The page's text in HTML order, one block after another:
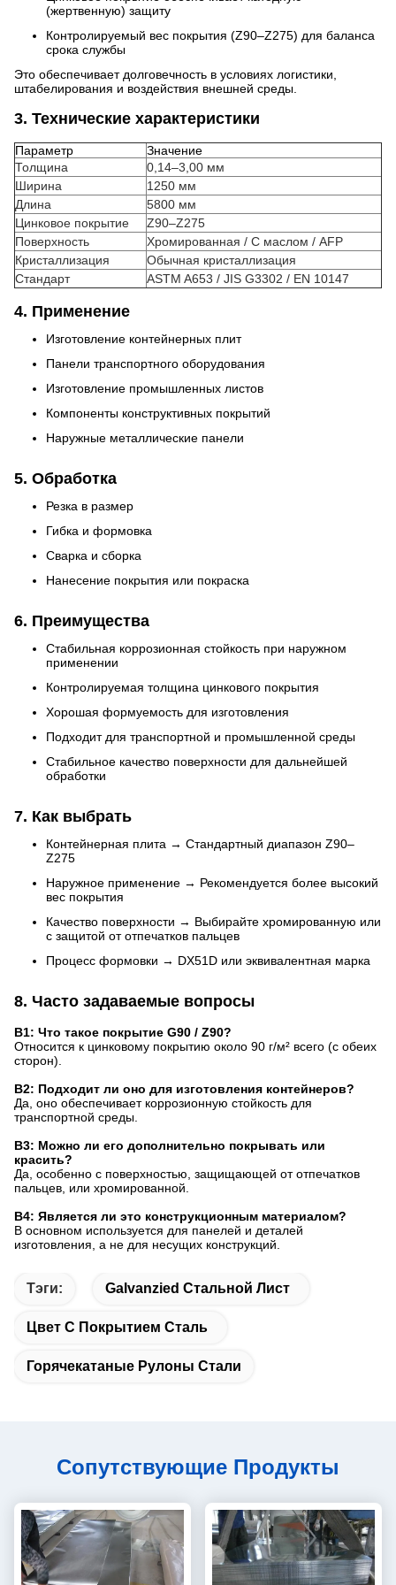
(жертвенную) защиту
Контролируемый вес покрытия (Z90–Z275) для баланса
срока службы
Это обеспечивает долговечность в условиях логистики,
штабелирования и воздействия внешней среды.
3. Технические характеристики
Параметр
Значение
Толщина
0,14–3,00 мм
Ширина
1250 мм
Длина
5800 мм
Цинковое покрытие
Z90–Z275
Поверхность
Хромированная / С маслом / AFP
Кристаллизация
Обычная кристаллизация
Стандарт
ASTM A653 / JIS G3302 / EN 10147
4. Применение
Изготовление контейнерных плит
Панели транспортного оборудования
Изготовление промышленных листов
Компоненты конструктивных покрытий
Наружные металлические панели
5. Обработка
Резка в размер
Гибка и формовка
Сварка и сборка
Нанесение покрытия или покраска
6. Преимущества
Стабильная коррозионная стойкость при наружном
применении
Контролируемая толщина цинкового покрытия
Хорошая формуемость для изготовления
Подходит для транспортной и промышленной среды
Стабильное качество поверхности для дальнейшей
обработки
7. Как выбрать
Контейнерная плита → Стандартный диапазон Z90–
Z275
Наружное применение → Рекомендуется более высокий
вес покрытия
Качество поверхности → Выбирайте хромированную или
с защитой от отпечатков пальцев
Процесс формовки → DX51D или эквивалентная марка
8. Часто задаваемые вопросы
В1: Что такое покрытие G90 / Z90?
Относится к цинковому покрытию около 90 г/м² всего (с обеих
сторон).
В2: Подходит ли оно для изготовления контейнеров?
Да, оно обеспечивает коррозионную стойкость для
транспортной среды.
В3: Можно ли его дополнительно покрывать или
красить?
Да, особенно с поверхностью, защищающей от отпечатков
пальцев, или хромированной.
В4: Является ли это конструкционным материалом?
В основном используется для панелей и деталей
изготовления, а не для несущих конструкций.
Тэги: Galvanzied Стальной Лист
Цвет С Покрытием Сталь
Горячекатаные Рулоны Стали
Сопутствующие Продукты